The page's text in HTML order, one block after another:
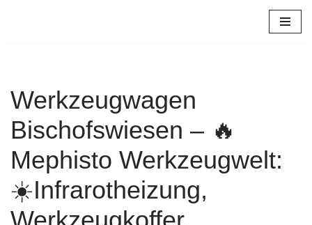
Werkzeugwagen
Bischofswiesen – 🔥
Mephisto Werkzeugwelt:
☀️Infrarotheizung,